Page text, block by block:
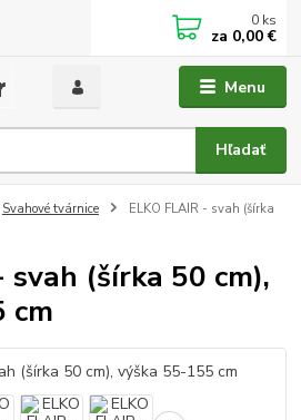
Menu
Hľadať
0 ks
za 0,00 €
Svahové tvárnice
ELKO FLAIR - svah (šírka
svah (šírka 50 cm),
cm